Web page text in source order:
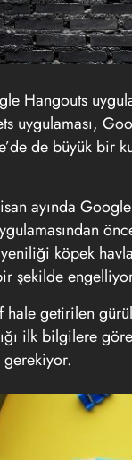
Hangouts
uygulaması,
de büyük bir
ayında
köpek
şekilde
getirilen
ilk bilgilere
gerekiyor.